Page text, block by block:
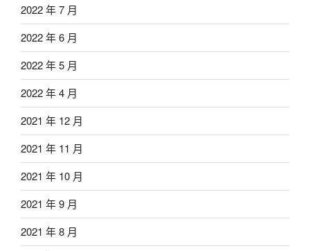
2022 年 7 月
2022 年 6 月
2022 年 5 月
2022 年 4 月
2021 年 12 月
2021 年 11 月
2021 年 10 月
2021 年 9 月
2021 年 8 月